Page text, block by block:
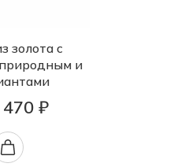
золота с
и
₽